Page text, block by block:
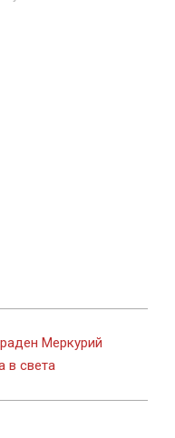
Меркурий
в света